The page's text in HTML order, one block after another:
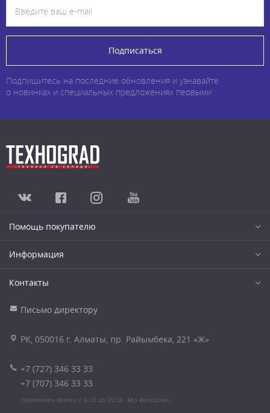
Подписаться
Подпишитесь на последние обновления и узнавайте
о новинках и специальных предложениях первыми
Помощь покупателю
Информация
Контакты
Письмо директору
РК, 050016 г. Алматы, пр. Райымбека, 221 «Ж»
+7 (727) 346 33 33
+7 (707) 346 33 33
Принимаем звонки с 9.00 до 20.00. Без выходных.